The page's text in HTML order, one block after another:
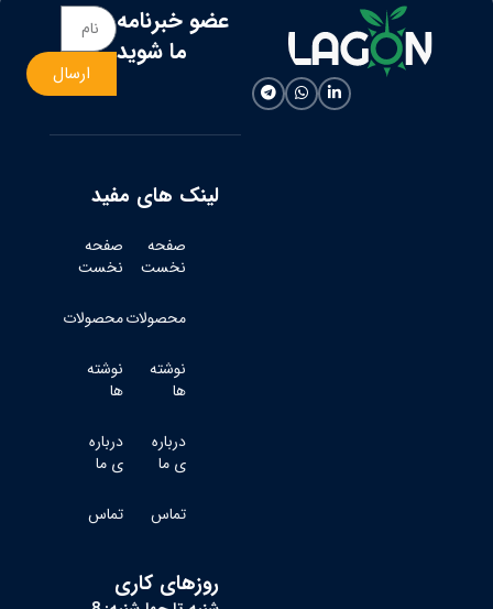
عضو خبرنامه
ما شوید
ارسال
لینک های مفید
صفحه
نخست
محصولات
نوشته
ها
درباره
ی ما
تماس
صفحه
نخست
محصولات
نوشته
ها
درباره
ی ما
تماس
روزهای کاری